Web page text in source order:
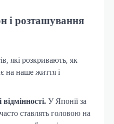
і розташування
які розкривають, як
на наше життя і
відмінності.У Японії за
ставлять головою на